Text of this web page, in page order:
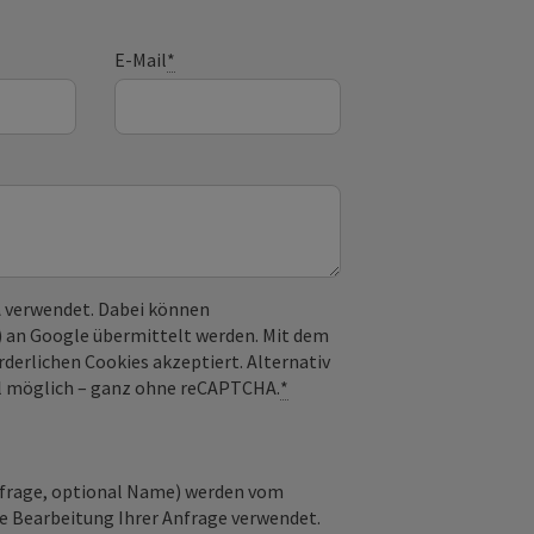
E-Mail*
Dabei können
an Google übermittelt werden. Mit dem
Cookies akzeptiert. Alternativ
– ganz ohne reCAPTCHA.*
optional Name) werden vom
Bearbeitung Ihrer Anfrage verwendet.